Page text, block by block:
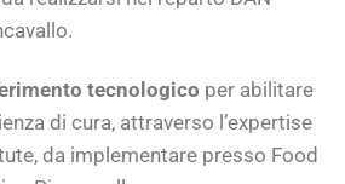
tecnologico per abilitare
di cura, attraverso l’expertise
da implementare presso Food